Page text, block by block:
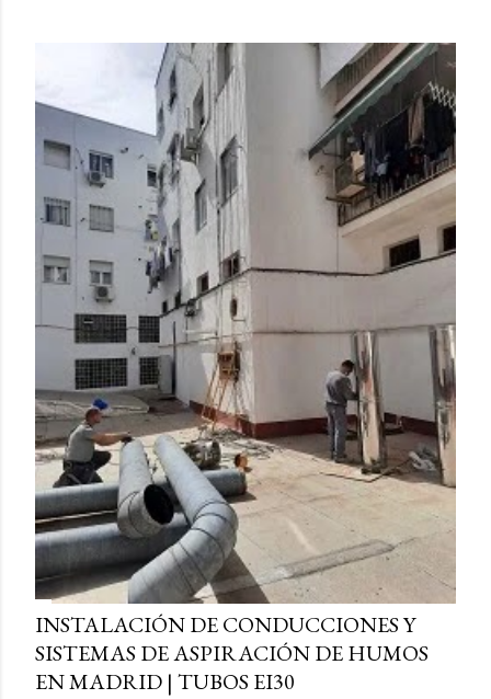
INSTALACIÓN DE CONDUCCIONES Y
SISTEMAS DE ASPIRACIÓN DE HUMOS
EN MADRID | TUBOS EI30